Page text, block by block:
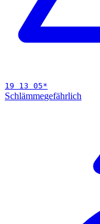
19 13 05*
Schlämmegefährlich